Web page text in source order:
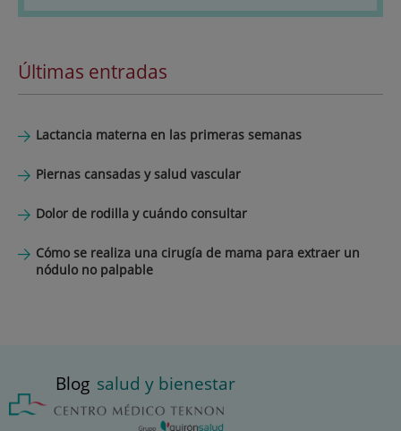
Últimas entradas
Lactancia materna en las primeras semanas
Piernas cansadas y salud vascular
Dolor de rodilla y cuándo consultar
Cómo se realiza una cirugía de mama para extraer un
nódulo no palpable
Blog salud y bienestar